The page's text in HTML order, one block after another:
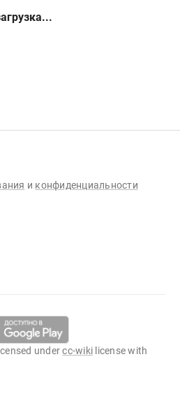
и конфиденциальности
undercc-wiki license with